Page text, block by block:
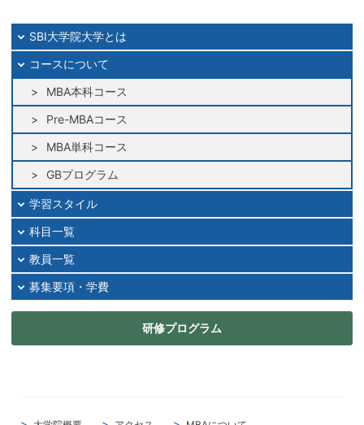
SBI大学院大学とは
コースについて
MBA本科コース
Pre-MBAコース
MBA単科コース
GBプログラム
学習スタイル
科目一覧
教員一覧
募集要項・学費
研修プログラム